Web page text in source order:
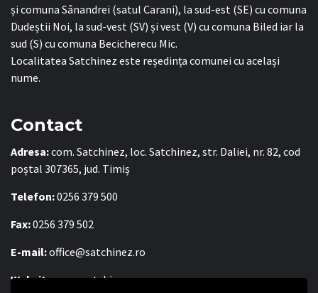
și comuna Sânandrei (satul Carani), la sud-est (SE) cu comuna
Dudeștii Noi, la sud-vest (SV) și vest (V) cu comuna Biled iar la
sud (S) cu comuna Becicherecu Mic.
Localitatea Satchinez este reședința comunei cu același
nume.
Contact
Adresa:com. Satchinez, loc. Satchinez, str. Daliei, nr. 82, cod
poștal 307365, jud. Timiș
Telefon:0256 379 500
Fax:0256 379 502
E-mail:office@satchinez.ro
Website:www.satchinez.ro